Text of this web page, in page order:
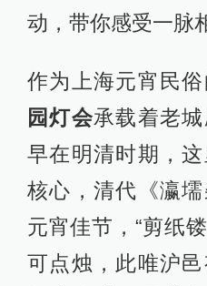
动，带你感受一脉
作为上海元宵民
园灯会承载着老城
早在明清时期，
核心，清代《瀛
元宵佳节，“剪纸
可点烛，此唯沪邑